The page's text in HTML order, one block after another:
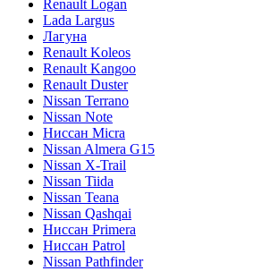
Renault Logan
Lada Largus
Лагуна
Renault Koleos
Renault Kangoo
Renault Duster
Nissan Terrano
Nissan Note
Ниссан Micra
Nissan Almera G15
Nissan X-Trail
Nissan Tiida
Nissan Teana
Nissan Qashqai
Ниссан Primera
Ниссан Patrol
Nissan Pathfinder